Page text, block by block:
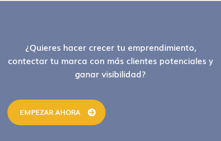
Footer¿Quieres hacer crecer tu emprendimiento,
contectar tu marca con más clientes potenciales y
ganar visibilidad?
EMPEZAR AHORA